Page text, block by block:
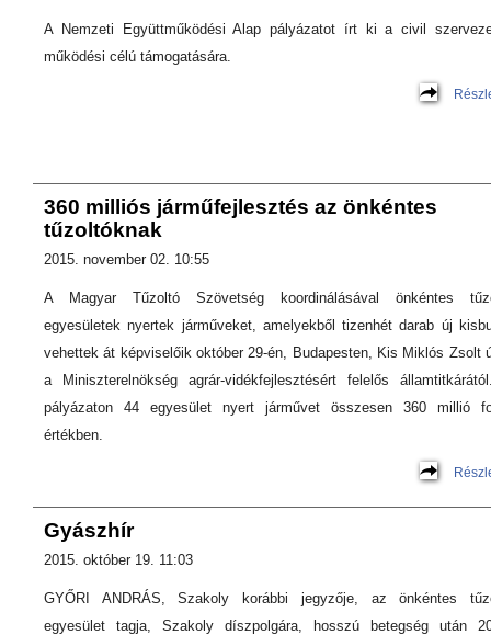
A Nemzeti Együttműködési Alap pályázatot írt ki a civil
működési célú támogatására.
360 milliós járműfejlesztés az önkéntes
tűzoltóknak
2015. november 02. 10:55
A Magyar Tűzoltó Szövetség koordinálásával önkéntes
egyesületek nyertek járműveket, amelyekből tizenhét darab új
vehettek át képviselőik október 29-én, Budapesten, Kis Miklós Zsolt
a Miniszterelnökség agrár-vidékfejlesztésért felelős
pályázaton 44 egyesület nyert járművet összesen 360 millió
értékben.
Gyászhír
2015. október 19. 11:03
GYŐRI ANDRÁS, Szakoly korábbi jegyzője, az önkéntes
egyesület tagja, Szakoly díszpolgára, hosszú betegség után